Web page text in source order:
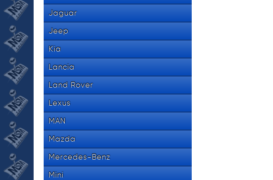
Jaguar
Jeep
Kia
Lancia
Land Rover
Lexus
MAN
Mazda
Mercedes-Benz
Mini